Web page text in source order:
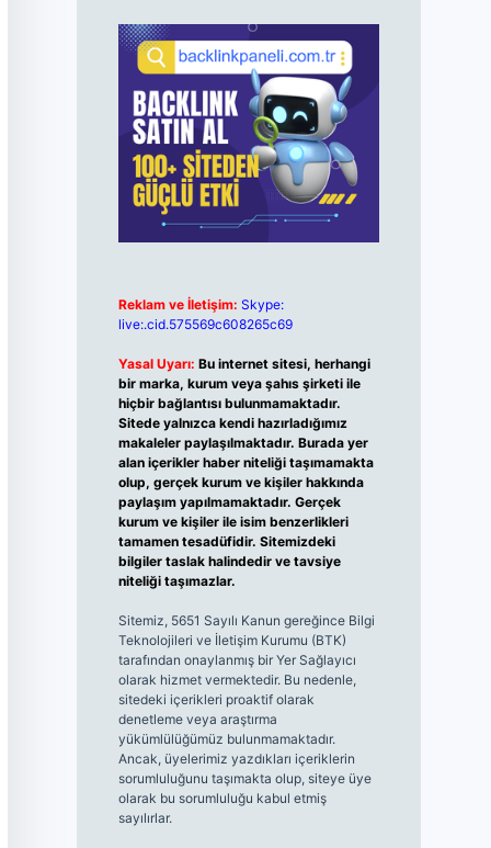
Reklam ve İletişim: Skype:
live:.cid.575569c608265c69
Yasal Uyarı: Bu internet sitesi, herhangi
bir marka, kurum veya şahıs şirketi ile
hiçbir bağlantısı bulunmamaktadır.
Sitede yalnızca kendi hazırladığımız
makaleler paylaşılmaktadır. Burada yer
alan içerikler haber niteliği taşımamakta
olup, gerçek kurum ve kişiler hakkında
paylaşım yapılmamaktadır. Gerçek
kurum ve kişiler ile isim benzerlikleri
tamamen tesadüfidir. Sitemizdeki
bilgiler taslak halindedir ve tavsiye
niteliği taşımazlar.
Sitemiz, 5651 Sayılı Kanun gereğince Bilgi
Teknolojileri ve İletişim Kurumu (BTK)
tarafından onaylanmış bir Yer Sağlayıcı
olarak hizmet vermektedir. Bu nedenle,
sitedeki içerikleri proaktif olarak
denetleme veya araştırma
yükümlülüğümüz bulunmamaktadır.
Ancak, üyelerimiz yazdıkları içeriklerin
sorumluluğunu taşımakta olup, siteye üye
olarak bu sorumluluğu kabul etmiş
sayılırlar.